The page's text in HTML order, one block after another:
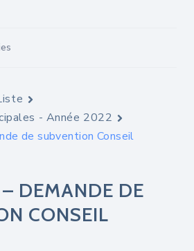
- Année 2022
de subvention Conseil
DEMANDE DE
CONSEIL